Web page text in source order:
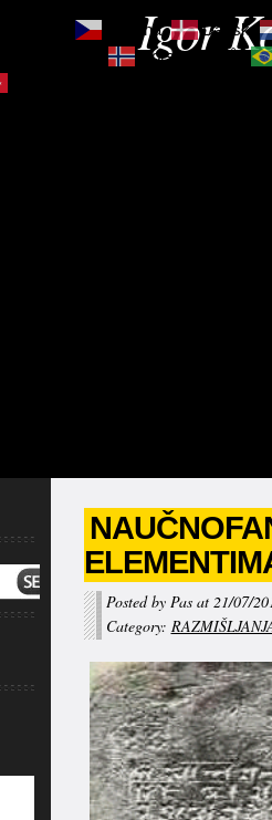
Igor
Posted by Pas at 21/07/
Category:
Čeština‎
Dansk
Norsk bokmål